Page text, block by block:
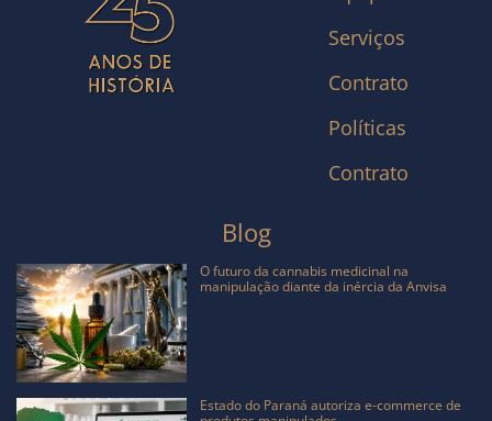
Serviços
Contrato
Políticas
Contrato
Blog
O futuro da cannabis medicinal na
manipulação diante da inércia da Anvisa
Estado do Paraná autoriza e-commerce de